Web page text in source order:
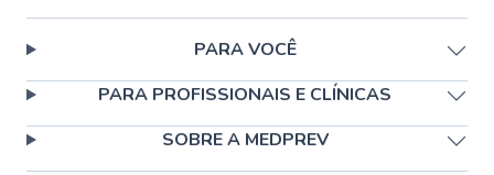
PARA VOCÊ
PARA PROFISSIONAIS E CLÍNICAS
SOBRE A MEDPREV